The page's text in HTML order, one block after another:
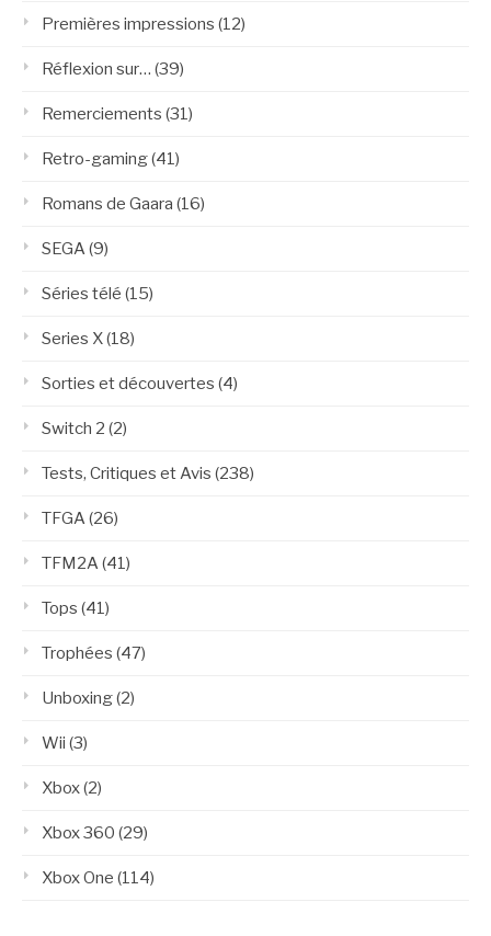
Premières impressions (12)
Réflexion sur… (39)
Remerciements (31)
Retro-gaming(41)
Romans de Gaara (16)
SEGA (9)
Séries télé (15)
Series X(18)
Sorties et découvertes (4)
Switch 2 (2)
Tests, Critiques et Avis (238)
TFGA (26)
TFM2A (41)
Tops (41)
Trophées (47)
Unboxing(2)
Wii (3)
Xbox(2)
Xbox 360 (29)
Xbox One (114)